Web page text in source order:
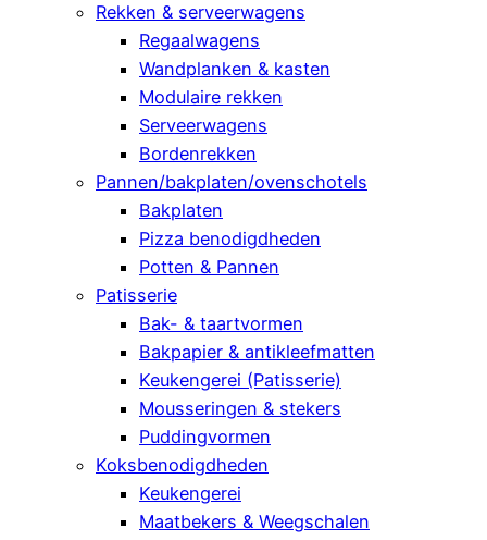
Rekken & serveerwagens
Regaalwagens
Wandplanken & kasten
Modulaire rekken
Serveerwagens
Bordenrekken
Pannen/bakplaten/ovenschotels
Bakplaten
Pizza benodigdheden
Potten & Pannen
Patisserie
Bak- & taartvormen
Bakpapier & antikleefmatten
Keukengerei (Patisserie)
Mousseringen & stekers
Puddingvormen
Koksbenodigdheden
Keukengerei
Maatbekers & Weegschalen